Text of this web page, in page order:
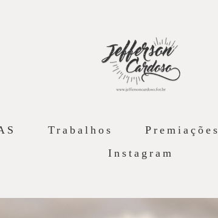
Trabalhos Premiações
Instagram